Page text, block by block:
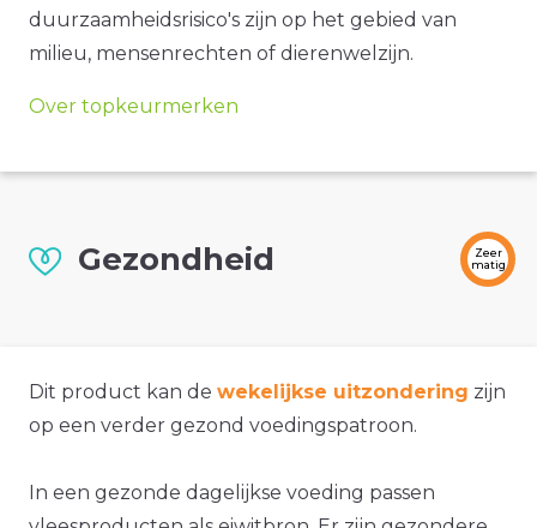
duurzaamheidsrisico's zijn op het gebied van
milieu, mensenrechten of dierenwelzijn.
Over topkeurmerken
Gezondheid
Zeer
matig
Dit product kan de wekelijkse uitzondering zijn
op een verder gezond voedingspatroon.
In een gezonde dagelijkse voeding passen